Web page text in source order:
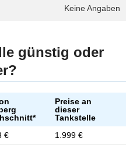
Keine Angaben
günstig oder
Preise an
dieser
Tankstelle
€
1.999 €